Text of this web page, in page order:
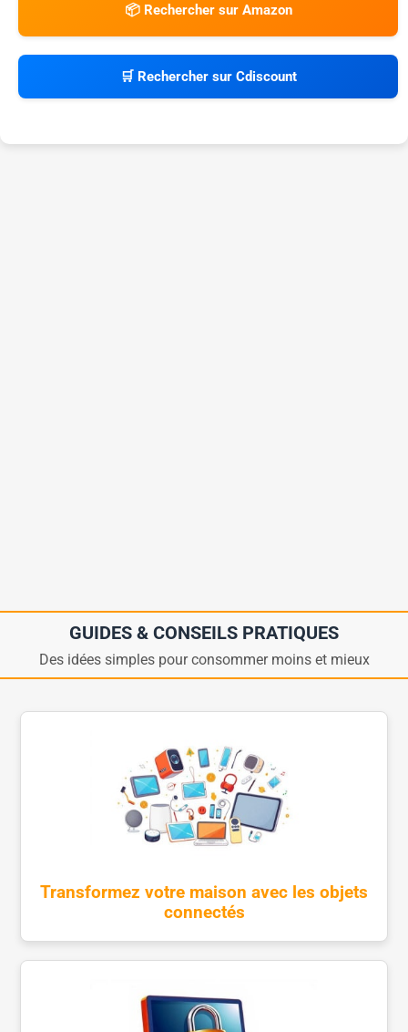
📦 Rechercher sur Amazon
🛒 Rechercher sur Cdiscount
GUIDES & CONSEILS PRATIQUES
Des idées simples pour consommer moins et mieux
Transformez votre maison avec les objets
connectés